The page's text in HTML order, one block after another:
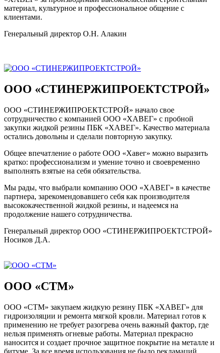
материал, культурное и профессиональное общение с
клиентами.
Генеральный директор О.Н. Алакин
ООО «СТИНЕРЖИПРОЕКТСТРОЙ»
ООО «СТИНЕРЖИПРОЕКТСТРОЙ» начало свое
сотрудничество с компанией ООО «ХАВЕГ» с пробной
закупки жидкой резины ПБК «ХАВЕГ». Качество материала
остались довольны и сделали повторную закупку.
Общее впечатление о работе ООО «Хавег» можно выразить
кратко: профессионализм и умение точно и своевременно
выполнять взятые на себя обязательства.
Мы рады, что выбрали компанию ООО «ХАВЕГ» в качестве
партнера, зарекомендовавшего себя как производителя
высококачественной жидкой резины, и надеемся на
продолжение нашего сотрудничества.
Генеральный директор ООО «СТИНЕРЖИПРОЕКТСТРОЙ»
Носиков Д.А.
ООО «СТМ»
ООО «СТМ» закупаем жидкую резину ПБК «ХАВЕГ» для
гидроизоляции и ремонта мягкой кровли. Материал готов к
применению не требует разогрева очень важный фактор, где
нельзя применять огневые работы. Материал прекрасно
наносится и создает прочное защитное покрытие на металле и
битуме. За все время использования не было рекламаций.